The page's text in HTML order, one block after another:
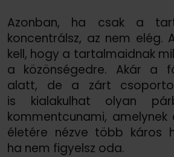
Azonban, ha csak a
koncentrálsz, az nem elég.
kell, hogy a tartalmaidnak
a közönségedre. Akár a
alatt, de a zárt
is kialakulhat olyan
kommentcunami, amelynek
életére nézve több káros
ha nem figyelsz oda.